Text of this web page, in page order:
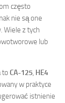
często
nie są one
Wiele z tych
lub
to CA-125, HE4
w praktyce
istnienie